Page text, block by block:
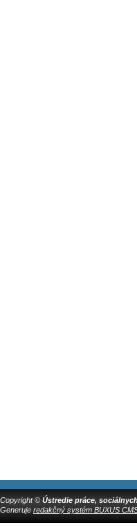
Copyright © Ústredie práce,
Generuje redakčný systém BUXUS